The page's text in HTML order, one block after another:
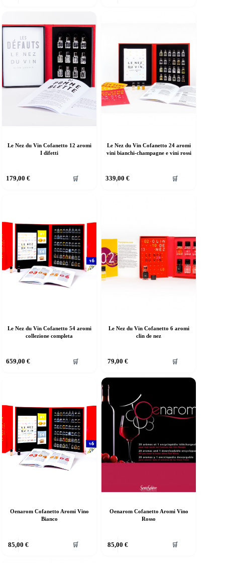
Le Nez du Vin Cofanetto 12 aromi
I difetti
179,00€ 🛒
Le Nez du Vin Cofanetto 24 aromi
vini bianchi-champagne e vini rossi
339,00€ 🛒
Le Nez du Vin Cofanetto 54 aromi
collezione completa
659,00€ 🛒
Le Nez du Vin Cofanetto 6 aromi
clin de nez
79,00 € 🛒
Oenarom Cofanetto Aromi Vino
Bianco
85,00 € 🛒
Oenarom Cofanetto Aromi Vino
Rosso
85,00 € 🛒